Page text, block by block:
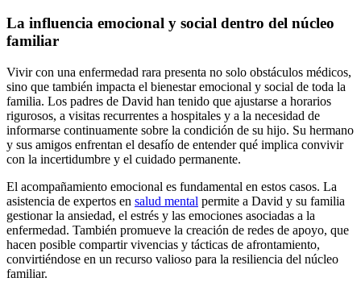
La influencia emocional y social dentro del núcleo
familiar
Vivir con una enfermedad rara presenta no solo obstáculos médicos,
sino que también impacta el bienestar emocional y social de toda la
familia. Los padres de David han tenido que ajustarse a horarios
rigurosos, a visitas recurrentes a hospitales y a la necesidad de
informarse continuamente sobre la condición de su hijo. Su hermano
y sus amigos enfrentan el desafío de entender qué implica convivir
con la incertidumbre y el cuidado permanente.
El acompañamiento emocional es fundamental en estos casos. La
asistencia de expertos en salud mental permite a David y su familia
gestionar la ansiedad, el estrés y las emociones asociadas a la
enfermedad. También promueve la creación de redes de apoyo, que
hacen posible compartir vivencias y tácticas de afrontamiento,
convirtiéndose en un recurso valioso para la resiliencia del núcleo
familiar.